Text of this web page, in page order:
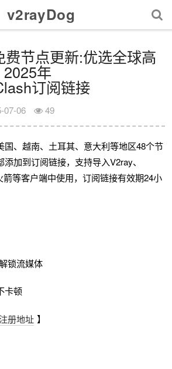
v2rayDog
节点更新:优选全球高
年
订阅链接
07-06 49
国、越南、土耳其、意大利等地区48个节
加到订阅链接，支持导入V2ray、
等客户端中使用，订阅链接有效期24小
锁流媒体
卡顿
册地址 】